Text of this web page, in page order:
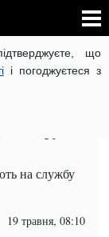
що
і погоджуєтеся з
В УКРАЇНІ
НА РУССКОМ
заберуть
на службу
19 травня, 08:10